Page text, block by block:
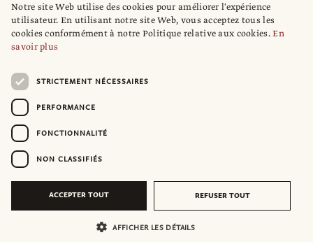
Notre site Web utilise des cookies pour améliorer l'expérience
utilisateur. En utilisant notre site Web, vous acceptez tous les
cookies conformément à notre Politique relative aux cookies.En
savoir plus
STRICTEMENT NÉCESSAIRES
PERFORMANCE
FONCTIONNALITÉ
NON CLASSIFIÉS
ACCEPTER TOUT REFUSER TOUT
AFFICHER LES DÉTAILS